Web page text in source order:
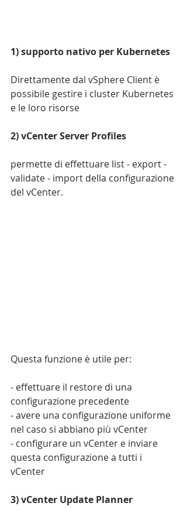
1) supporto nativo per Kubernetes
Direttamente dal vSphere Client è
possibile gestire i cluster Kubernetes
e le loro risorse
2) vCenter Server Profiles
permette di effettuare list - export -
validate - import della configurazione
del vCenter.
Questa funzione è utile per:
- effettuare il restore di una
configurazione precedente
- avere una configurazione uniforme
nel caso si abbiano più vCenter
- configurare un vCenter e inviare
questa configurazione a tutti i
vCenter
3) vCenter Update Planner